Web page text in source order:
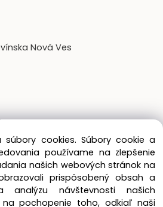
Nová Ves
dohovore
Fan s.r.o., všetky práva
cookies. Súbory cookie a
používame na zlepšenie
našich webových stránok na
prispôsobený obsah a
analýzu návštevnosti našich
pochopenie toho, odkiaľ naši